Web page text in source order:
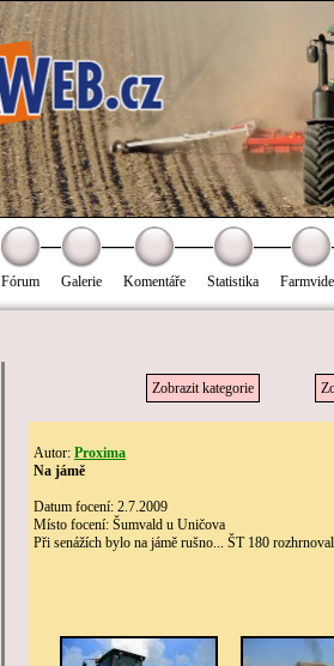
Fórum Galerie Komentáře Statistika
Zobrazit kategorie
Autor: Proxima
Na jámě
Datum focení: 2.7.2009
Místo focení: Šumvald u Uničova
Při senážích bylo na jámě rušno... ŠT 180